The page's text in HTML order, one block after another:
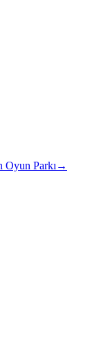
Oyun Parkı →